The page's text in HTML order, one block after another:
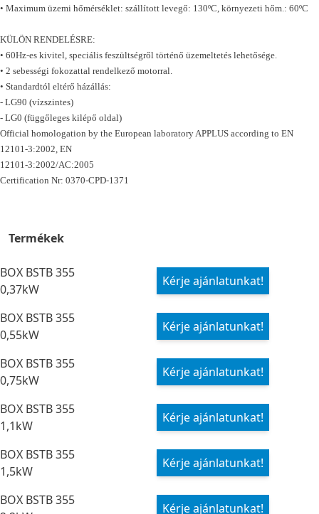
• Maximum üzemi hőmérséklet: szállított levegő: 130ºC, környezeti hőm.: 60ºC
KÜLÖN RENDELÉSRE:
• 60Hz-es kivitel, speciális feszültségről történő üzemeltetés lehetősége.
• 2 sebességi fokozattal rendelkező motorral.
• Standardtól eltérő házállás:
- LG90 (vízszintes)
- LG0 (függőleges kilépő oldal)
Official homologation by the European laboratory APPLUS according to EN
12101-3:2002, EN
12101-3:2002/AC:2005
Certification Nr: 0370-CPD-1371
Termékek
BOX BSTB 355
0,37kW
Kérje ajánlatunkat!
BOX BSTB 355
0,55kW
Kérje ajánlatunkat!
BOX BSTB 355
0,75kW
Kérje ajánlatunkat!
BOX BSTB 355
1,1kW
Kérje ajánlatunkat!
BOX BSTB 355
1,5kW
Kérje ajánlatunkat!
BOX BSTB 355
Kérje ajánlatunkat!